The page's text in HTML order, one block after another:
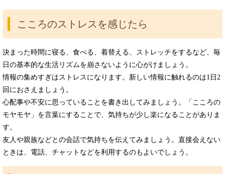
こころのストレスを感じたら
決まった時間に寝る、食べる、着替える、ストレッチをするなど、毎
日の基本的な生活リズムを崩さないように心がけましょう。
情報の集めすぎはストレスになります。新しい情報に触れるのは1日2
回におさえましょう。
心配事や不安に思っていることを書き出してみましょう。「こころの
モヤモヤ」を言葉にすることで、気持ちが少し楽になることがありま
す。
友人や親族などとの会話で気持ちを伝えてみましょう。直接会えない
ときは、電話、チャットなどを利用するのもよいでしょう。